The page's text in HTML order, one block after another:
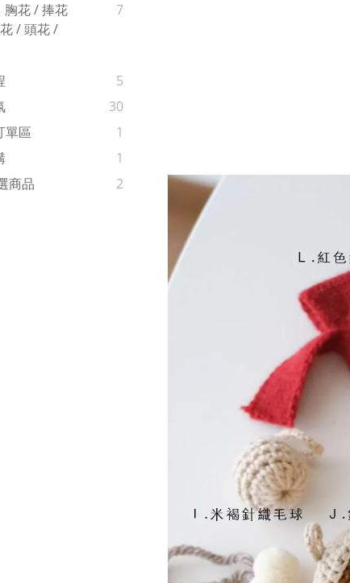
胸花 / 捧花
/ 頭花 /
7
5
30
單區
1
1
商品
2